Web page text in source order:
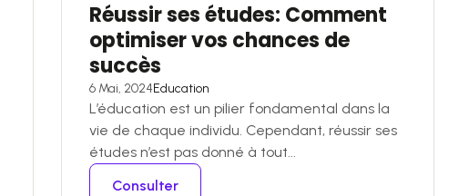
Réussir ses études: Comment
optimiser vos chances de
succès
6 Mai, 2024Education
L’éducation est un pilier fondamental dans la
vie de chaque individu. Cependant, réussir ses
études n’est pas donné à tout...
Consulter